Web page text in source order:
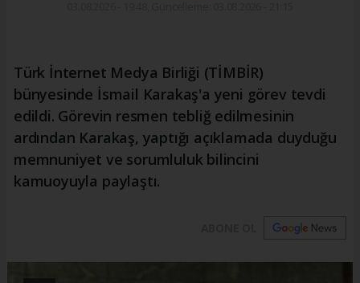
Türk İnternet Medya Birliği (TİMBİR)
bünyesinde İsmail Karakaş'a yeni görev tevdi
edildi. Görevin resmen tebliğ edilmesinin
ardından Karakaş, yaptığı açıklamada duyduğu
memnuniyet ve sorumluluk bilincini
kamuoyuyla paylaştı.